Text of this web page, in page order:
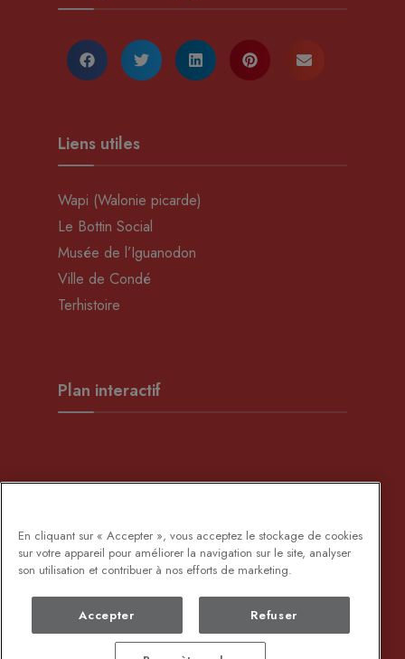
Liens utiles
Wapi (Walonie picarde)
Le Bottin Social
Musée de l’Iguanodon
Ville de Condé
Terhistoire
Plan interactif
DEMANDE DE DOCUMENTS ADMINISTRATIFS PROTECTION DES DONNÉES
En cliquant sur « Accepter », vous acceptez le stockage de cookies
sur votre appareil pour améliorer la navigation sur le site, analyser
son utilisation et contribuer à nos efforts de marketing.
Accepter Refuser